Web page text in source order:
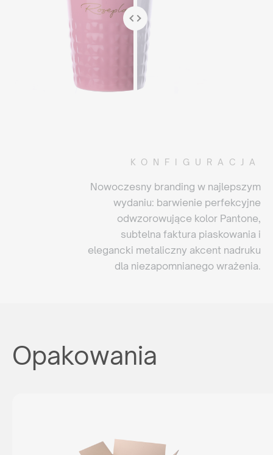
KONFIGURACJA
Nowoczesny branding w najlepszym
wydaniu: barwienie perfekcyjne
odwzorowujące kolor Pantone,
subtelna faktura piaskowania i
elegancki metaliczny akcent nadruku
dla niezapomnianego wrażenia.
Opakowania